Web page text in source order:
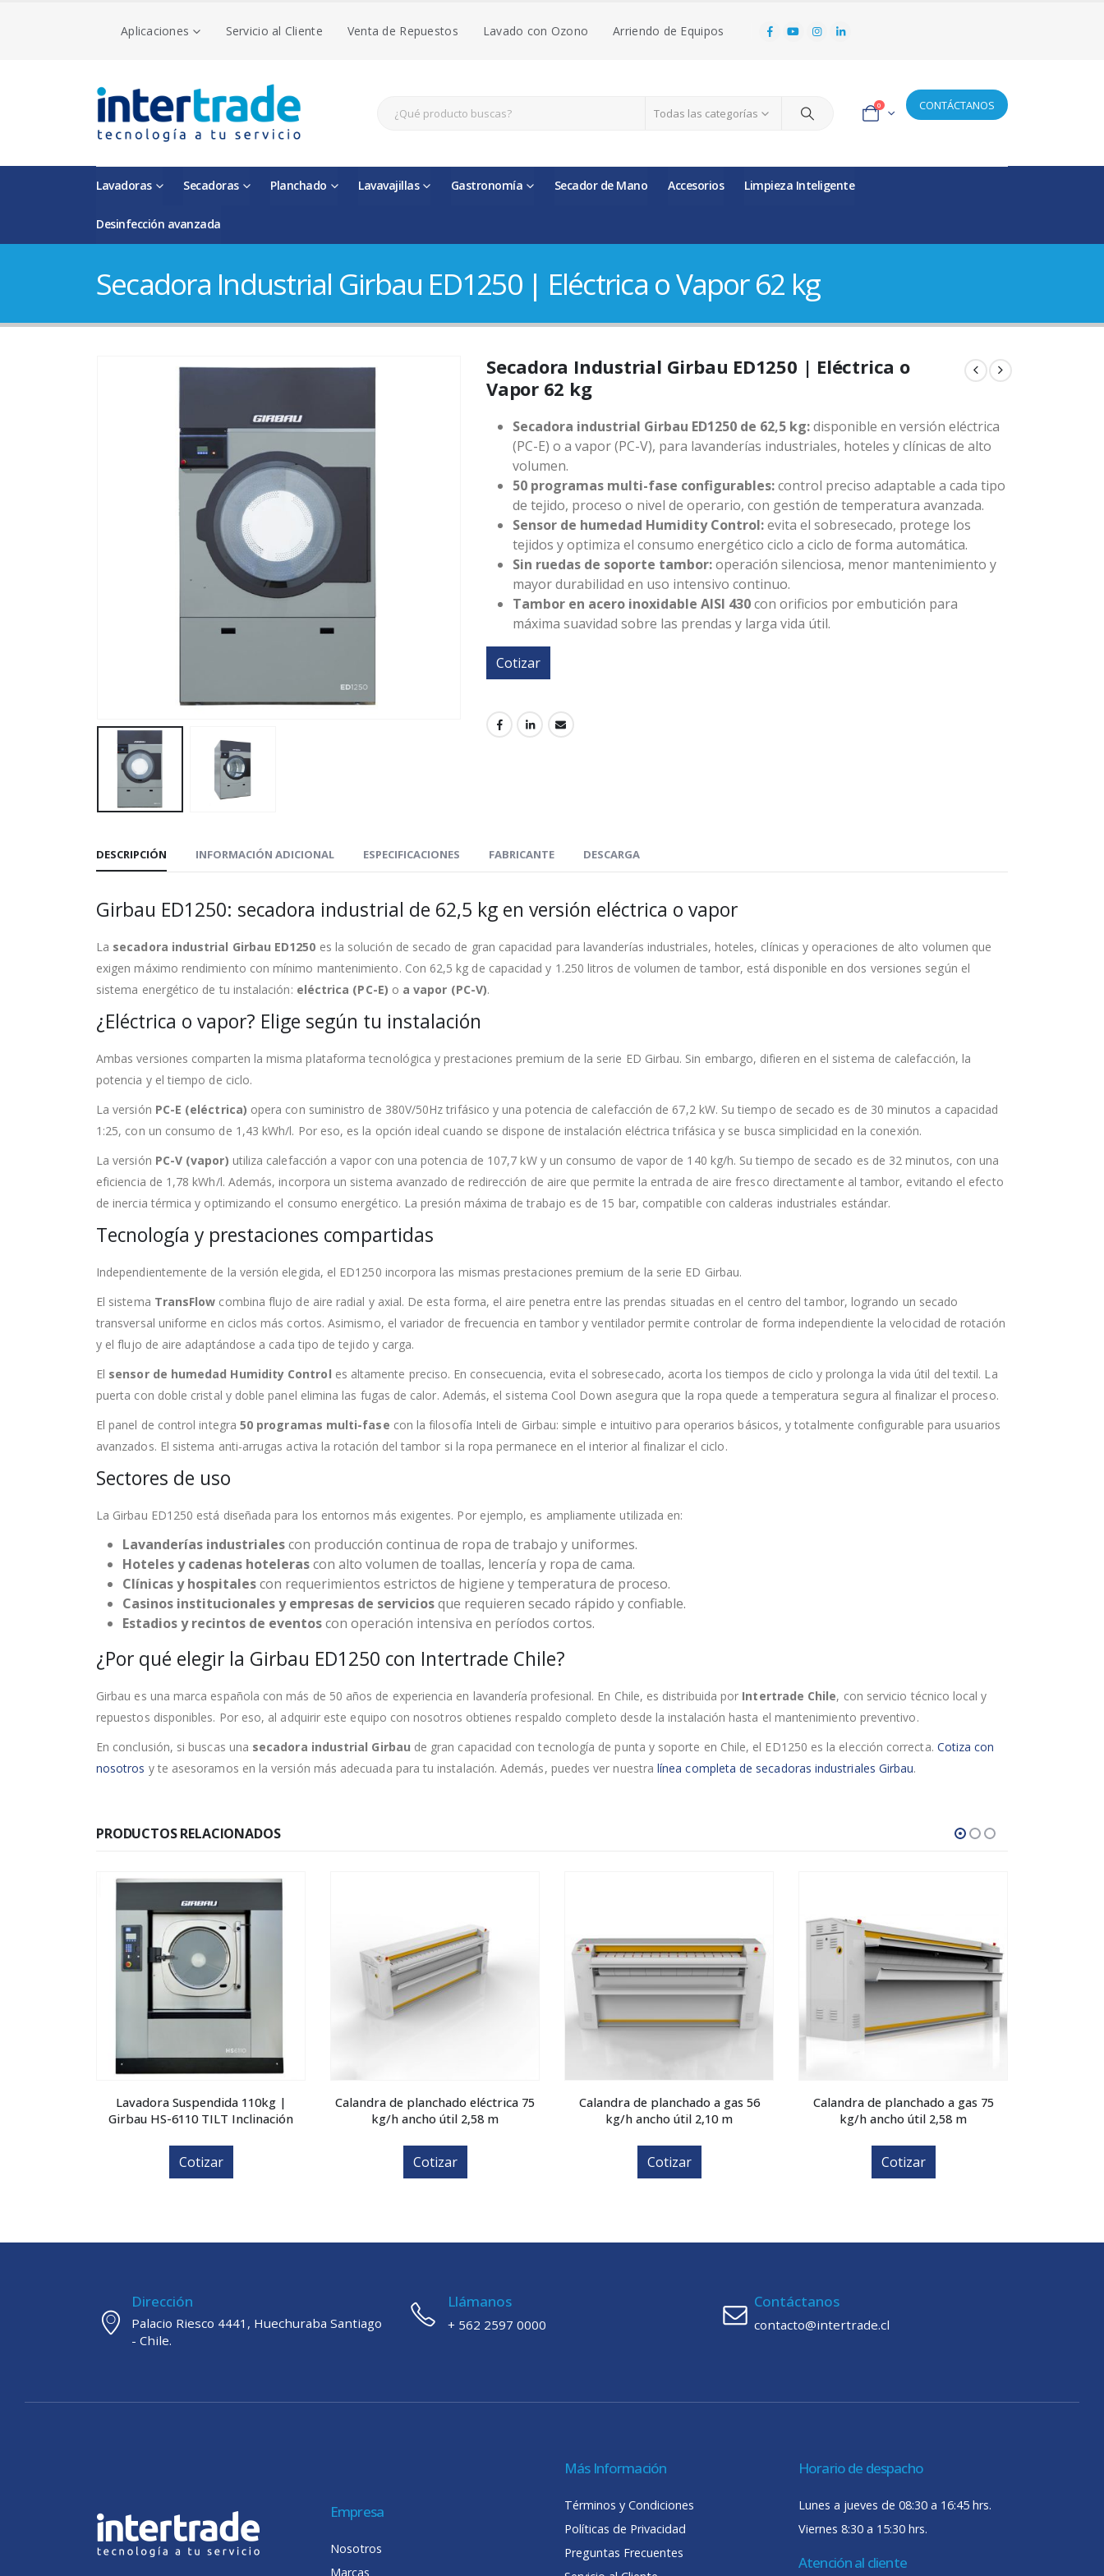
Aplicaciones Servicio al Cliente Venta de Repuestos Lavado con Ozono Arriendo de Equipos
Todas las categorías
0 CONTÁCTANOS
Lavadoras Secadoras Planchado Lavavajillas Gastronomía Secador de Mano Accesorios Limpieza Inteligente
Desinfección avanzada
Secadora Industrial Girbau ED1250 | Eléctrica o Vapor 62 kg
Secadora Industrial Girbau ED1250 | Eléctrica o
Vapor 62 kg
Secadora industrial Girbau ED1250 de 62,5 kg:disponible en versión eléctrica
(PC-E) o a vapor (PC-V), para lavanderías industriales, hoteles y clínicas de alto
volumen.
50 programas multi-fase configurables:control preciso adaptable a cada tipo
de tejido, proceso o nivel de operario, con gestión de temperatura avanzada.
Sensor de humedad Humidity Control:evita el sobresecado, protege los
tejidos y optimiza el consumo energético ciclo a ciclo de forma automática.
Sin ruedas de soporte tambor:operación silenciosa, menor mantenimiento y
mayor durabilidad en uso intensivo continuo.
Tambor en acero inoxidable AISI 430con orificios por embutición para
máxima suavidad sobre las prendas y larga vida útil.
Cotizar
DESCRIPCIÓN INFORMACIÓN ADICIONAL ESPECIFICACIONES FABRICANTE DESCARGA
Girbau ED1250: secadora industrial de 62,5 kg en versión eléctrica o vapor
La secadora industrial Girbau ED1250 es la solución de secado de gran capacidad para lavanderías industriales, hoteles, clínicas y operaciones de alto volumen que
exigen máximo rendimiento con mínimo mantenimiento. Con 62,5 kg de capacidad y 1.250 litros de volumen de tambor, está disponible en dos versiones según el
sistema energético de tu instalación: eléctrica (PC-E) o a vapor (PC-V).
¿Eléctrica o vapor? Elige según tu instalación
Ambas versiones comparten la misma plataforma tecnológica y prestaciones premium de la serie ED Girbau. Sin embargo, difieren en el sistema de calefacción, la
potencia y el tiempo de ciclo.
La versión PC-E (eléctrica) opera con suministro de 380V/50Hz trifásico y una potencia de calefacción de 67,2 kW. Su tiempo de secado es de 30 minutos a capacidad
1:25, con un consumo de 1,43 kWh/l. Por eso, es la opción ideal cuando se dispone de instalación eléctrica trifásica y se busca simplicidad en la conexión.
La versión PC-V (vapor) utiliza calefacción a vapor con una potencia de 107,7 kW y un consumo de vapor de 140 kg/h. Su tiempo de secado es de 32 minutos, con una
eficiencia de 1,78 kWh/l. Además, incorpora un sistema avanzado de redirección de aire que permite la entrada de aire fresco directamente al tambor, evitando el efecto
de inercia térmica y optimizando el consumo energético. La presión máxima de trabajo es de 15 bar, compatible con calderas industriales estándar.
Tecnología y prestaciones compartidas
Independientemente de la versión elegida, el ED1250 incorpora las mismas prestaciones premium de la serie ED Girbau.
El sistema TransFlow combina flujo de aire radial y axial. De esta forma, el aire penetra entre las prendas situadas en el centro del tambor, logrando un secado
transversal uniforme en ciclos más cortos. Asimismo, el variador de frecuencia en tambor y ventilador permite controlar de forma independiente la velocidad de rotación
y el flujo de aire adaptándose a cada tipo de tejido y carga.
El sensor de humedad Humidity Control es altamente preciso. En consecuencia, evita el sobresecado, acorta los tiempos de ciclo y prolonga la vida útil del textil. La
puerta con doble cristal y doble panel elimina las fugas de calor. Además, el sistema Cool Down asegura que la ropa quede a temperatura segura al finalizar el proceso.
El panel de control integra 50 programas multi-fase con la filosofía Inteli de Girbau: simple e intuitivo para operarios básicos, y totalmente configurable para usuarios
avanzados. El sistema anti-arrugas activa la rotación del tambor si la ropa permanece en el interior al finalizar el ciclo.
Sectores de uso
La Girbau ED1250 está diseñada para los entornos más exigentes. Por ejemplo, es ampliamente utilizada en:
Lavanderías industrialescon producción continua de ropa de trabajo y uniformes.
Hoteles y cadenas hotelerascon alto volumen de toallas, lencería y ropa de cama.
Clínicas y hospitalescon requerimientos estrictos de higiene y temperatura de proceso.
Casinos institucionales y empresas de serviciosque requieren secado rápido y confiable.
Estadios y recintos de eventoscon operación intensiva en períodos cortos.
¿Por qué elegir la Girbau ED1250 con Intertrade Chile?
Girbau es una marca española con más de 50 años de experiencia en lavandería profesional. En Chile, es distribuida por Intertrade Chile, con servicio técnico local y
repuestos disponibles. Por eso, al adquirir este equipo con nosotros obtienes respaldo completo desde la instalación hasta el mantenimiento preventivo.
En conclusión, si buscas una secadora industrial Girbau de gran capacidad con tecnología de punta y soporte en Chile, el ED1250 es la elección correcta. Cotiza con
nosotros y te asesoramos en la versión más adecuada para tu instalación. Además, puedes ver nuestralínea completa de secadoras industriales Girbau.
PRODUCTOS RELACIONADOS
Lavadora Suspendida 110kg |
Girbau HS-6110 TILT Inclinación
Cotizar
Calandra de planchado eléctrica 75
kg/h ancho útil 2,58 m
Cotizar
Calandra de planchado a gas 56
kg/h ancho útil 2,10 m
Cotizar
Calandra de planchado a gas 75
kg/h ancho útil 2,58 m
Cotizar
Dirección
Palacio Riesco 4441, Huechuraba Santiago
- Chile.
Llámanos
+ 562 2597 0000
Contáctanos
contacto@intertrade.cl
Empresa
Nosotros
Marcas
Más Información
Términos y Condiciones
Políticas de Privacidad
Preguntas Frecuentes
Horario de despacho
Lunes a jueves de 08:30 a 16:45 hrs.
Viernes 8:30 a 15:30 hrs.
Atención al cliente